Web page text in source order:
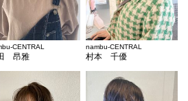
CENTRAL
昂雅
nambu-CENTRAL
村本 千優